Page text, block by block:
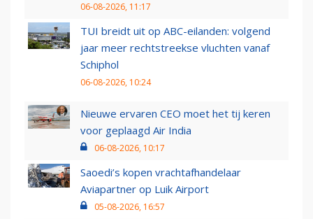
06-08-2026, 11:17
TUI breidt uit op ABC-eilanden: volgend
jaar meer rechtstreekse vluchten vanaf
Schiphol
06-08-2026, 10:24
Nieuwe ervaren CEO moet het tij keren
voor geplaagd Air India
06-08-2026, 10:17
Saoedi’s kopen vrachtafhandelaar
Aviapartner op Luik Airport
05-08-2026, 16:57